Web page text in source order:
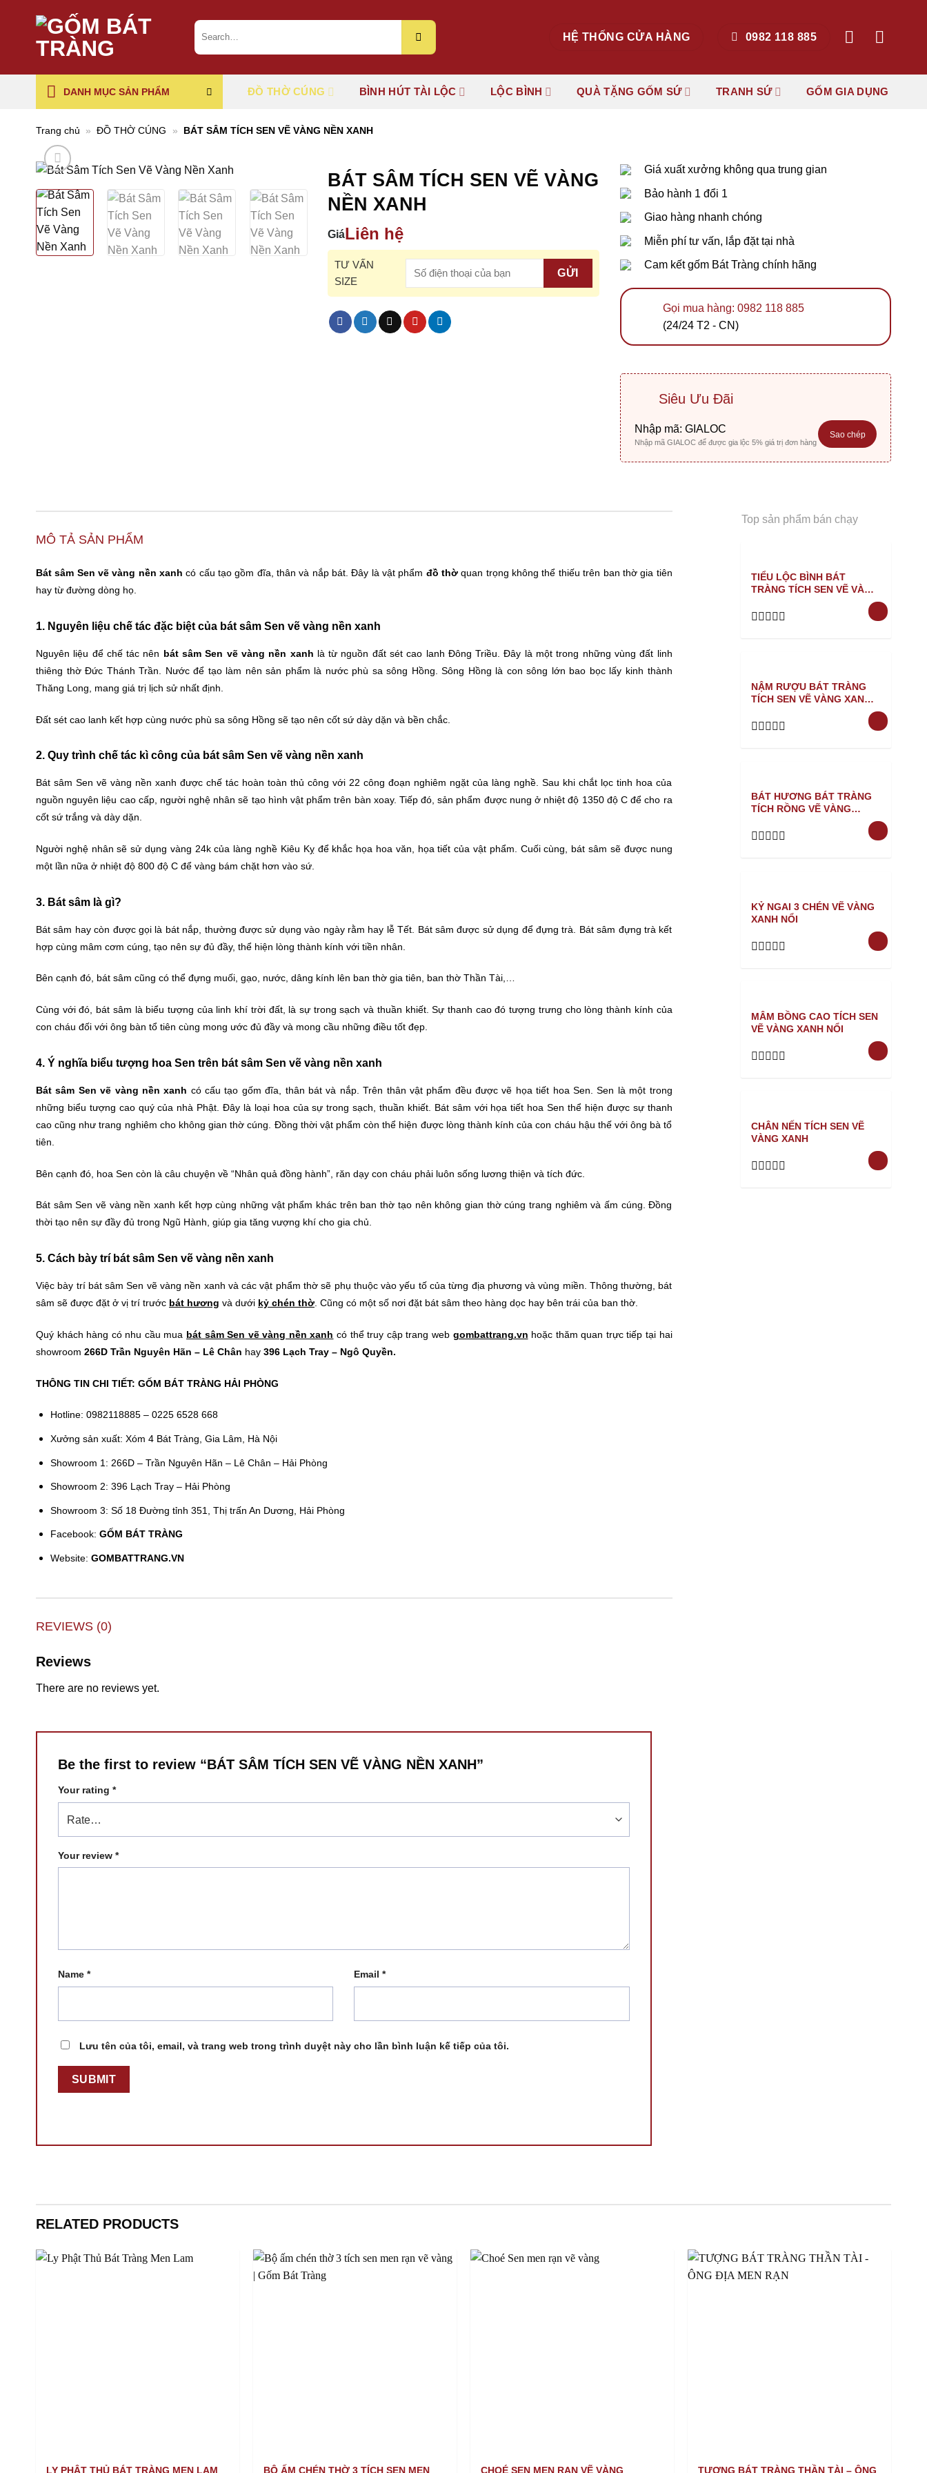
Search
for:
HỆ THỐNG CỬA HÀNG 0982 118 885
DANH MỤC SẢN PHẨM ĐỒ THỜ CÚNG BÌNH HÚT TÀI LỘC LỘC BÌNH QUÀ TẶNG GỐM SỨ TRANH SỨ GỐM GIA DỤNG
Trang chủ » ĐỒ THỜ CÚNG » BÁT SÂM TÍCH SEN VẼ VÀNG NỀN XANH
BÁT SÂM TÍCH SEN VẼ VÀNG
NỀN XANH
GiáLiên hệ
TƯ VẤN
SIZE
Giá xuất xưởng không qua trung gian
Bảo hành 1 đổi 1
Giao hàng nhanh chóng
Miễn phí tư vấn, lắp đặt tại nhà
Cam kết gốm Bát Tràng chính hãng
Gọi mua hàng: 0982 118 885
(24/24 T2 - CN)
Siêu Ưu Đãi
Nhập mã: GIALOC
Nhập mã GIALOC để được gia lộc 5% giá trị đơn hàng
Sao chép
MÔ TẢ SẢN PHẨM
Bát sâm Sen vẽ vàng nền xanhcó cấu tạo gồm đĩa, thân và nắp bát. Đây là vật phẩm đồ thờquan trọng không thể thiếu trên ban thờ gia tiên
hay từ đường dòng họ.
1. Nguyên liệu chế tác đặc biệt của bát sâm Sen vẽ vàng nền xanh
Nguyên liệu để chế tác nên bát sâm Sen vẽ vàng nền xanh là từ nguồn đất sét cao lanh Đông Triều. Đây là một trong những vùng đất linh
thiêng thờ Đức Thánh Trần. Nước để tạo làm nên sản phẩm là nước phù sa sông Hồng. Sông Hồng là con sông lớn bao bọc lấy kinh thành
Thăng Long, mang giá trị lịch sử nhất định.
Đất sét cao lanh kết hợp cùng nước phù sa sông Hồng sẽ tạo nên cốt sứ dày dặn và bền chắc.
2. Quy trình chế tác kì công của bát sâm Sen vẽ vàng nền xanh
Bát sâm Sen vẽ vàng nền xanh được chế tác hoàn toàn thủ công với 22 công đoạn nghiêm ngặt của làng nghề. Sau khi chắt lọc tinh hoa của
nguồn nguyên liệu cao cấp, người nghệ nhân sẽ tạo hình vật phẩm trên bàn xoay. Tiếp đó, sản phẩm được nung ở nhiệt độ 1350 độ C để cho ra
cốt sứ trắng và dày dặn.
Người nghệ nhân sẽ sử dụng vàng 24k của làng nghề Kiêu Kỵ để khắc họa hoa văn, họa tiết của vật phẩm. Cuối cùng, bát sâm sẽ được nung
một lần nữa ở nhiệt độ 800 độ C để vàng bám chặt hơn vào sứ.
3. Bát sâm là gì?
Bát sâm hay còn được gọi là bát nắp, thường được sử dụng vào ngày rằm hay lễ Tết. Bát sâm được sử dụng để đựng trà. Bát sâm đựng trà kết
hợp cùng mâm cơm cúng, tạo nên sự đủ đầy, thể hiện lòng thành kính với tiền nhân.
Bên cạnh đó, bát sâm cũng có thể đựng muối, gạo, nước, dâng kính lên ban thờ gia tiên, ban thờ Thần Tài,…
Cùng với đó, bát sâm là biểu tượng của linh khí trời đất, là sự trong sạch và thuần khiết. Sự thanh cao đó tượng trưng cho lòng thành kính của
con cháu đối với ông bàn tổ tiên cùng mong ước đủ đầy và mong cầu những điều tốt đẹp.
4. Ý nghĩa biểu tượng hoa Sen trên bát sâm Sen vẽ vàng nền xanh
Bát sâm Sen vẽ vàng nền xanh có cấu tạo gốm đĩa, thân bát và nắp. Trên thân vật phẩm đều được vẽ họa tiết hoa Sen. Sen là một trong
những biểu tượng cao quý của nhà Phật. Đây là loại hoa của sự trong sạch, thuần khiết. Bát sâm với họa tiết hoa Sen thể hiện được sự thanh
cao cũng như trang nghiêm cho không gian thờ cúng. Đồng thời vật phẩm còn thể hiện được lòng thành kính của con cháu hậu thế với ông bà tổ
tiên.
Bên cạnh đó, hoa Sen còn là câu chuyện về “Nhân quả đồng hành”, răn dạy con cháu phải luôn sống lương thiện và tích đức.
Bát sâm Sen vẽ vàng nền xanh kết hợp cùng những vật phẩm khác trên ban thờ tạo nên không gian thờ cúng trang nghiêm và ấm cúng. Đồng
thời tạo nên sự đầy đủ trong Ngũ Hành, giúp gia tăng vượng khí cho gia chủ.
5. Cách bày trí bát sâm Sen vẽ vàng nền xanh
Việc bày trí bát sâm Sen vẽ vàng nền xanh và các vật phẩm thờ sẽ phụ thuộc vào yếu tố của từng địa phương và vùng miền. Thông thường, bát
sâm sẽ được đặt ở vị trí trước bát hương và dưới kỷ chén thờ . Cũng có một số nơi đặt bát sâm theo hàng dọc hay bên trái của ban thờ.
Quý khách hàng có nhu cầu mua bát sâm Sen vẽ vàng nền xanh có thể truy cập trang web gombattrang.vn hoặc thăm quan trực tiếp tại hai
showroom 266D Trần Nguyên Hãn – Lê Chân hay 396 Lạch Tray – Ngô Quyền.
THÔNG TIN CHI TIẾT: GỐM BÁT TRÀNG HẢI PHÒNG
Hotline: 0982118885 – 0225 6528 668
Xưởng sản xuất: Xóm 4 Bát Tràng, Gia Lâm, Hà Nội
Showroom 1: 266D – Trần Nguyên Hãn – Lê Chân – Hải Phòng
Showroom 2: 396 Lạch Tray – Hải Phòng
Showroom 3: Số 18 Đường tỉnh 351, Thị trấn An Dương, Hải Phòng
Facebook: GỐM BÁT TRÀNG
Website: GOMBATTRANG.VN
REVIEWS (0)
Reviews
There are no reviews yet.
Be the first to review “BÁT SÂM TÍCH SEN VẼ VÀNG NỀN XANH”
Your rating *
Your review *
Name * Email*
Lưu tên của tôi, email, và trang web trong trình duyệt này cho lần bình luận kế tiếp của tôi.
Top sản phẩm bán chạy
TIỂU LỘC BÌNH BÁT
TRÀNG TÍCH SEN VẼ VÀNG
NẬM RƯỢU BÁT TRÀNG
TÍCH SEN VẼ VÀNG XANH
BÁT HƯƠNG BÁT TRÀNG
TÍCH RỒNG VẼ VÀNG
KỶ NGAI 3 CHÉN VẼ VÀNG
XANH NỔI
MÂM BỒNG CAO TÍCH SEN
VẼ VÀNG XANH NỔI
CHÂN NẾN TÍCH SEN VẼ
VÀNG XANH
RELATED PRODUCTS
LY PHẬT THỦ BÁT TRÀNG MEN LAM BỘ ẤM CHÉN THỜ 3 TÍCH SEN MEN CHOÉ SEN MEN RẠN VẼ VÀNG TƯỢNG BÁT TRÀNG THẦN TÀI – ÔNG